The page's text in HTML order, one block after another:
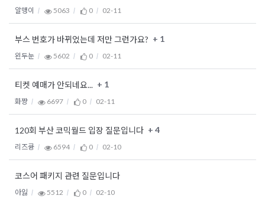
알맹이 5063 0 02-11
부스 번호가 바뀌었는데 저만 그런가요? + 1
왼두눈 5602 0 02-11
티켓 예매가 안되네요... + 1
화쨩 6697 0 02-11
120회 부산 코믹월드 입장 질문입니다 + 4
리즈큥 6594 0 02-10
코스어 패키지 관련 질문입니다
아잃 5512 0 02-10